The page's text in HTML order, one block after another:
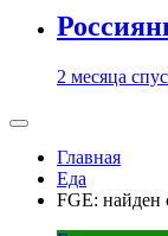
2 месяца
Главная
Еда
FGE: найден